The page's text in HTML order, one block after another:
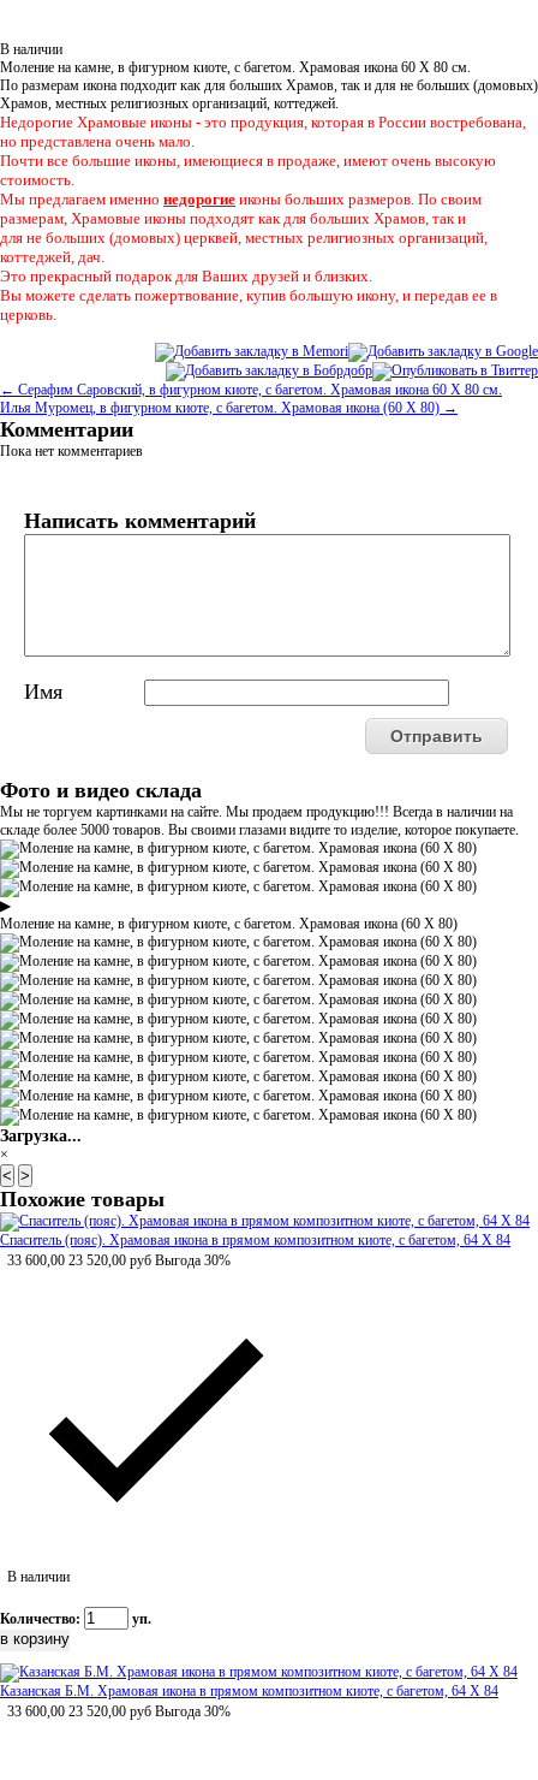
В наличии
Моление на камне, в фигурном киоте, с багетом. Храмовая икона 60 Х 80 см.
По размерам икона подходит как для больших Храмов, так и для не больших (домовых)
Храмов, местных религиозных организаций, коттеджей.
Недорогие Храмовые иконы - это продукция, которая в России востребована,
но представлена очень мало.
Почти все большие иконы, имеющиеся в продаже, имеют очень высокую
стоимость.
Мы предлагаем именно недорогие иконы больших размеров. По своим
размерам, Храмовые иконы подходят как для больших Храмов, так и
для не больших (домовых) церквей, местных религиозных организаций,
коттеджей, дач.
Это прекрасный подарок для Ваших друзей и близких.
Вы можете сделать пожертвование, купив большую икону, и передав ее в
церковь.
← Серафим Саровский, в фигурном киоте, с багетом. Храмовая икона 60 Х 80 см.
Илья Муромец, в фигурном киоте, с багетом. Храмовая икона (60 Х 80) →
Комментарии
Пока нет комментариев
Написать комментарий
Имя
Фото и видео склада
Мы не торгуем картинками на сайте. Мы продаем продукцию!!! Всегда в наличии на
складе более 5000 товаров. Вы своими глазами видите то изделие, которое покупаете.
▶
Моление на камне, в фигурном киоте, с багетом. Храмовая икона (60 Х 80)
Загрузка...
×
< >
Похожие товары
Спаситель (пояс). Храмовая икона в прямом композитном киоте, с багетом, 64 Х 84
33 600,00 23 520,00 руб Выгода 30%
В наличии
Количество: уп.
Казанская Б.М. Храмовая икона в прямом композитном киоте, с багетом, 64 Х 84
33 600,00 23 520,00 руб Выгода 30%